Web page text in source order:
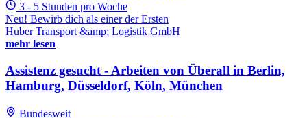
3 - 5 Stunden pro Woche
Neu! Bewirb dich als einer der Ersten
Huber Transport &amp; Logistik GmbH
mehr lesen
Assistenz gesucht - Arbeiten von Überall in Berlin,
Hamburg, Düsseldorf, Köln, München
Bundesweit